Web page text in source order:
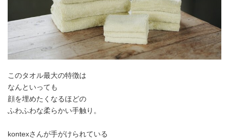
このタオル最大の特徴は
なんといっても
顔を埋めたくなるほどの
ふわふわな柔らかい手触り。
kontexさんが手がけられている